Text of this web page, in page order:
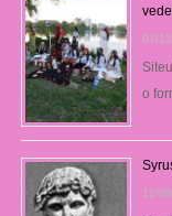
07/
o
11/